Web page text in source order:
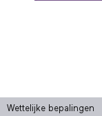
Wettelijke bepalingen